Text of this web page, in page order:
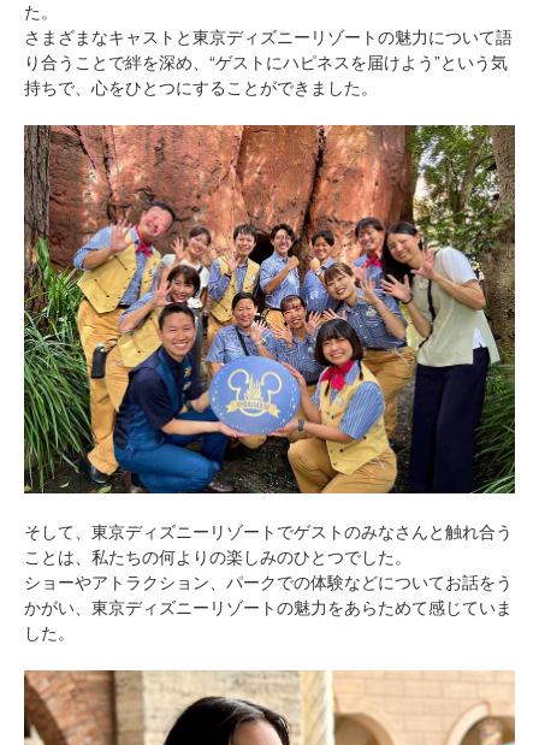
た。
さまざまなキャストと東京ディズニーリゾートの魅力について語
り合うことで絆を深め、“ゲストにハピネスを届けよう”という気
持ちで、心をひとつにすることができました。
そして、東京ディズニーリゾートでゲストのみなさんと触れ合う
ことは、私たちの何よりの楽しみのひとつでした。
ショーやアトラクション、パークでの体験などについてお話をう
かがい、東京ディズニーリゾートの魅力をあらためて感じていま
した。